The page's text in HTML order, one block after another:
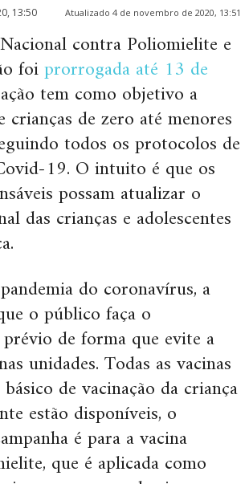
13:50 Atualizado 4 de novembro de 2020, 13:51
contra Poliomielite e
foiprorrogada até 13 de
tem como objetivo a
crianças de zero até menores
todos os protocolos de
19. O intuito é que os
possam atualizar o
das crianças e adolescentes
do coronavírus, a
o público faça o
de forma que evite a
unidades. Todas as vacinas
de vacinação da criança
estão disponíveis, o
é para a vacina
que é aplicada como